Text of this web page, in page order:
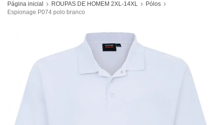
Página inicial ROUPAS DE HOMEM 2XL-14XL
Pólos
Espionage P074 polo branco